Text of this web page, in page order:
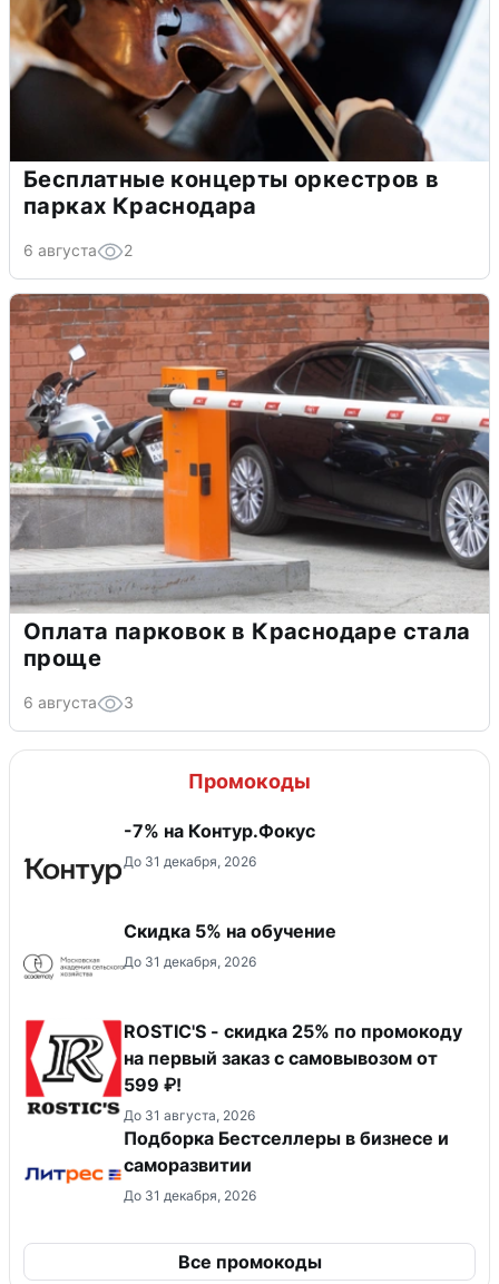
Бесплатные концерты оркестров в
парках Краснодара
6 августа 2
Оплата парковок в Краснодаре стала
проще
6 августа 3
Промокоды
-7% на Контур.Фокус
До 31 декабря, 2026
Скидка 5% на обучение
До 31 декабря, 2026
ROSTIC'S - скидка 25% по промокоду
на первый заказ с самовывозом от
599 ₽!
До 31 августа, 2026
Подборка Бестселлеры в бизнесе и
саморазвитии
До 31 декабря, 2026
Все промокоды